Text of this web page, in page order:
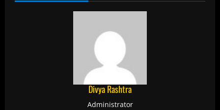
Divya Rashtra
Administrator